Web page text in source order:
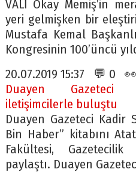
VALİ Okay Memiş’in
yeri gelmişken bir
Mustafa Kemal
Kongresinin 100’üncü
20.07.2019 15:37 💬 0 👀
Duayen Gazeteci
iletişimcilerle buluştu
Duayen Gazeteci Kadir
Bin Haber” kitabını
Fakültesi,
paylaştı. Duayen